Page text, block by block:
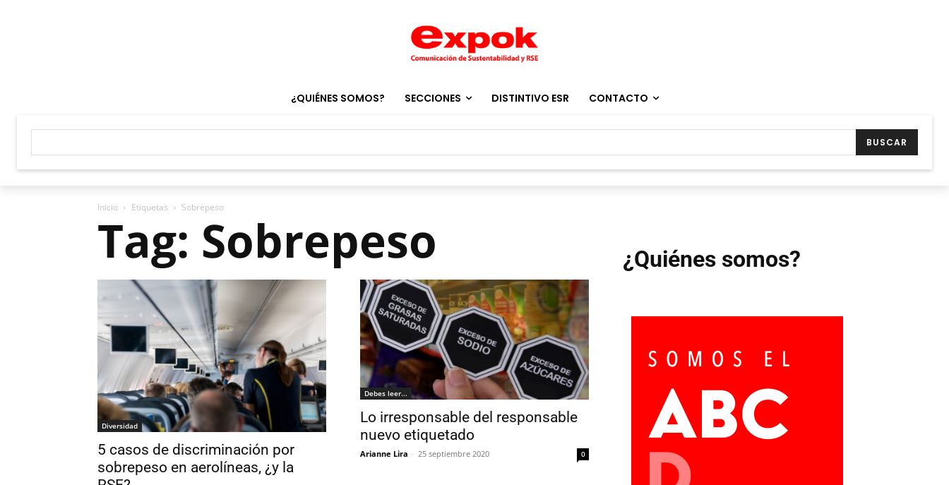
¿QUIÉNES SOMOS? SECCIONES DISTINTIVO ESR CONTACTO
BUSCAR
Inicio Etiquetas Sobrepeso
Tag: Sobrepeso
Diversidad
5 casos de discriminación por
sobrepeso en aerolíneas, ¿y la
Debes leer...
Lo irresponsable del responsable
nuevo etiquetado
Arianne Lira - 25 septiembre 2020 0
¿Quiénes somos?